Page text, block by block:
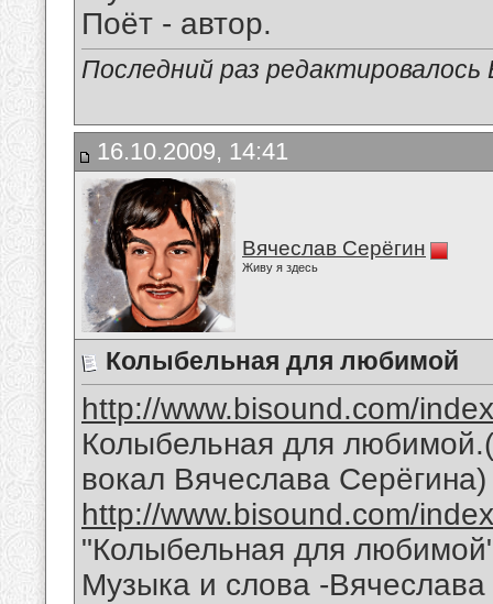
Поёт - автор.
Последний раз
16.10.2009, 14:41
Вячеслав Серёгин
Живу я здесь
Колыбельная для любимой
http://www.bisound.com/
Колыбельная для
вокал Вячеслава Серёгина)
http://www.bisound.com/
"Колыбельная для
Музыка и слова -